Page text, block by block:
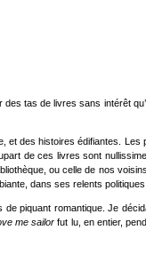
tas de livres sans intérêt
et des histoires édifiantes.
de ces livres sont
ou celle de nos
dans ses relents
de piquant romantique. Je
me sailor fut lu, en entier,